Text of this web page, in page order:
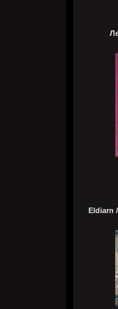
А вы
даже,
А я
Я
Это
Не
Видно,
Eldiarn